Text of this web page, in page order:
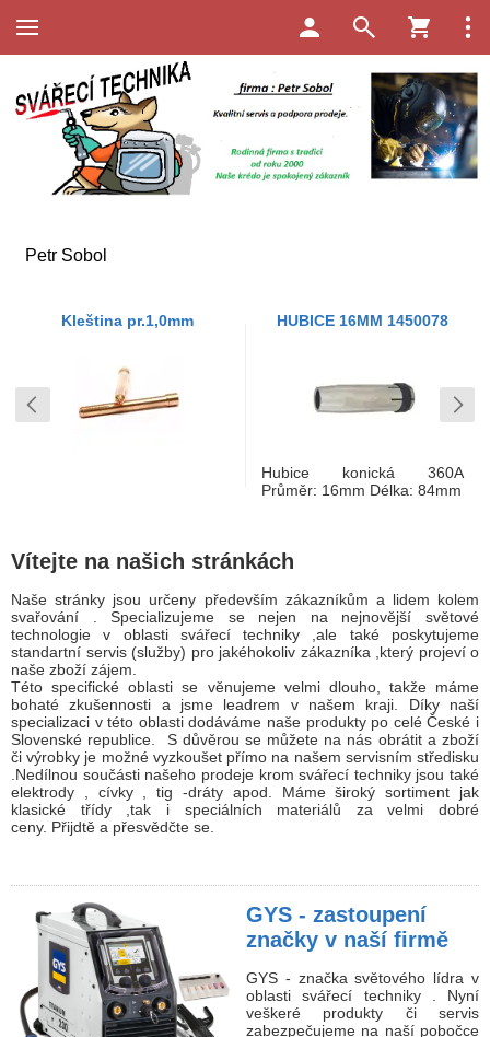
Petr Sobol
Kleština pr.1,0mm HUBICE 16MM 1450078
Hubice konická 360A
Průměr: 16mm Délka: 84mm
Vítejte na našich stránkách
Naše stránky jsou určeny především zákazníkům a lidem kolem
svařování . Specializujeme se nejen na nejnovější světové
technologie v oblasti svářecí techniky ,ale také poskytujeme
standartní servis (služby) pro jakéhokoliv zákazníka ,který projeví o
naše zboží zájem.
​Této specifické oblasti se věnujeme velmi dlouho, takže máme
bohaté zkušennosti a jsme leadrem v našem kraji. Díky naší
specializaci v této oblasti dodáváme naše produkty po celé České i
Slovenské republice. S důvěrou se můžete na nás obrátit a zboží
či výrobky je možné vyzkoušet přímo na našem servisním středisku
.Nedílnou součásti našeho prodeje krom svářecí techniky jsou také
elektrody , cívky , tig -dráty apod. Máme široký sortiment jak
klasické třídy ,tak i speciálních materiálů za velmi dobré
ceny. Přijdtě a přesvědčte se.
GYS - zastoupení
značky v naší firmě
GYS - značka světového lídra v
oblasti svářecí techniky . Nyní
veškeré produkty či servis
zabezpečujeme na naší pobočce